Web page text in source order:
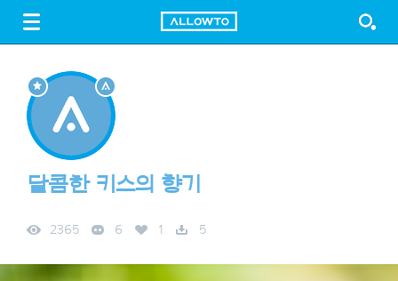
FREE DOWNLOAD
달콤한 키스의 향기
2365 6 1 5